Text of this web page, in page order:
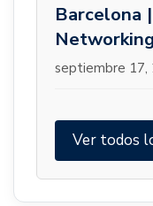
Barcelona
septiembre 17,
Ver todos